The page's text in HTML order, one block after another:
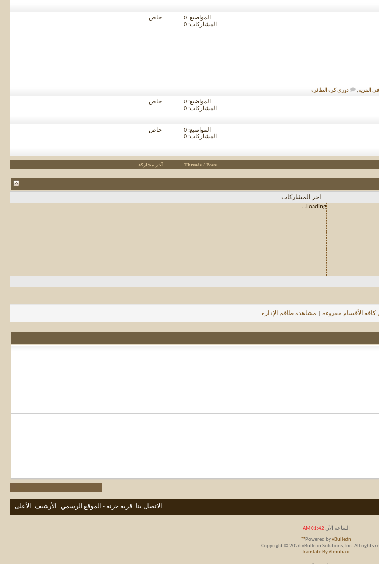
القريه, دوري كرة الطائرة
المواضيع: 0
المشاركات: 0
خاص
المواضيع: 0
المشاركات: 0
خاص
المواضيع: 0
المشاركات: 0
خاص
Threads / Posts آخر مشاركة
اخر المشاركات
Loading...
كافة الأقسام مقروءة مشاهدة طاقم الإدارة
الاتصال بنا قرية حزنه - الموقع الرسمي الأرشيف الأعلى
الساعة الآن 01:42 AM
Powered byvBulletin™
Copyright © 2026 vBulletin Solutions, Inc. All rights
Translate By Almuhajir